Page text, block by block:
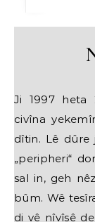
Ji 1997 heta
civîna
dîtin. Lê dûre
„peripheri“
sal in, geh
bûm. Wê
di vê nîvîsê